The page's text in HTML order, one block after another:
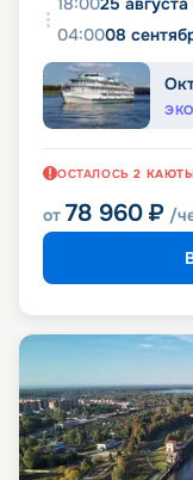
04:0008
ОСТАЛОСЬ 2
от 78 960 ₽ /